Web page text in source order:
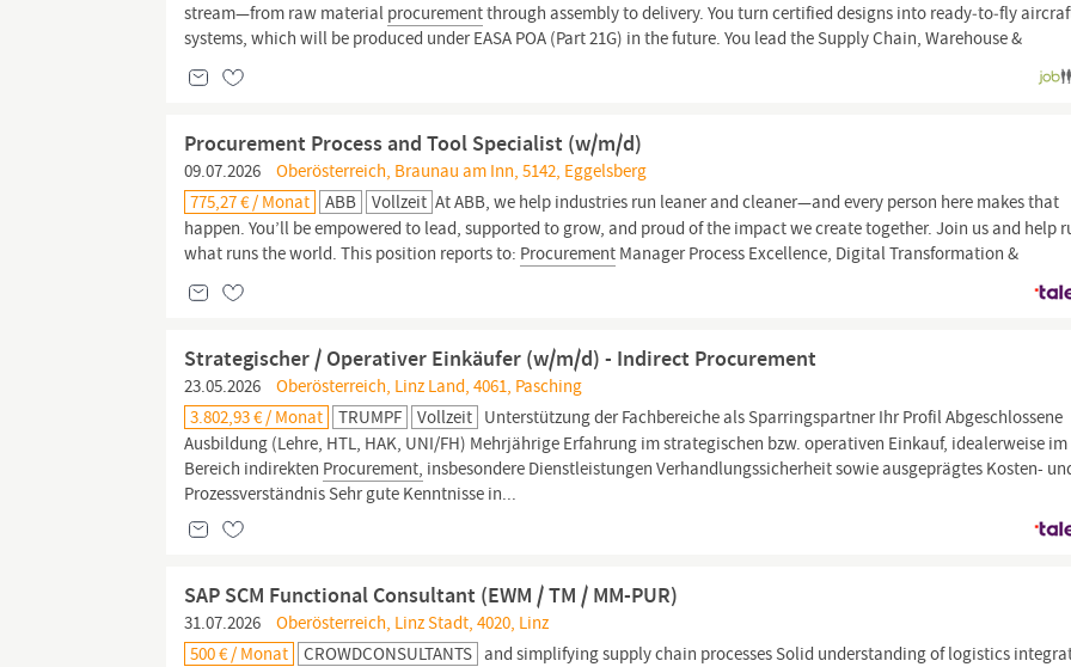
stream—from raw material procurementthrough assembly to delivery. You turn certified designs into ready‑to‑fly
systems, which will be produced under EASA POA (Part 21G) in the future. You lead the Supply Chain, Warehouse &
Procurement Process and Tool Specialist (w/m/d)
09.07.2026
Oberösterreich, Braunau am Inn, 5142, Eggelsberg
775,27 € / Monat
ABB Vollzeit At ABB, we help industries run leaner and cleaner—and every person here makes that
happen. You’ll be empowered to lead, supported to grow, and proud of the impact we create together. Join us and help
what runs the world. This position reports to: Procurement Manager Process Excellence, Digital Transformation &
Strategischer / Operativer Einkäufer (w/m/d) - Indirect Procurement
23.05.2026
Oberösterreich, Linz Land, 4061, Pasching
3.802,93 € / Monat
TRUMPF Vollzeit Unterstützung der Fachbereiche als Sparringspartner Ihr Profil Abgeschlossene
Ausbildung (Lehre, HTL, HAK, UNI/FH) Mehrjährige Erfahrung im strategischen bzw. operativen Einkauf, idealerweise im
Bereich indirekten Procurement, insbesondere Dienstleistungen Verhandlungssicherheit sowie ausgeprägtes Kosten-
Prozessverständnis Sehr gute Kenntnisse in...
SAP SCM Functional Consultant (EWM / TM / MM-PUR)
31.07.2026
Oberösterreich, Linz Stadt, 4020, Linz
500 € / Monat
CROWDCONSULTANTS and simplifying supply chain processes Solid understanding of logistics